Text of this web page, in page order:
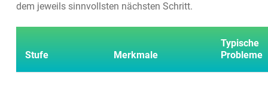
dem jeweils sinnvollsten nächsten Schritt.
Stufe Merkmale
Typische
Probleme